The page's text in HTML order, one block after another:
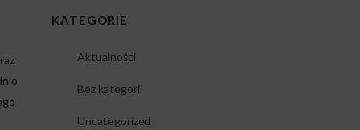
KATEGORIE
Aktualności
Bez kategorii
Uncategorized